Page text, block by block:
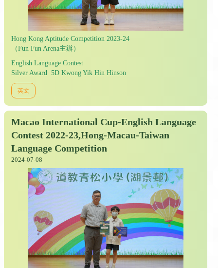
Hong Kong Aptitude Competition 2023-24
（Fun Fun Arena主辦）
English Language Contest
Silver Award 5D Kwong Yik Hin Hinson
英文
Macao International Cup-English Language
Contest 2022-23,Hong-Macau-Taiwan
Language Competition
2024-07-08